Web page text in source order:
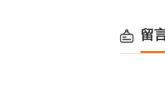
留